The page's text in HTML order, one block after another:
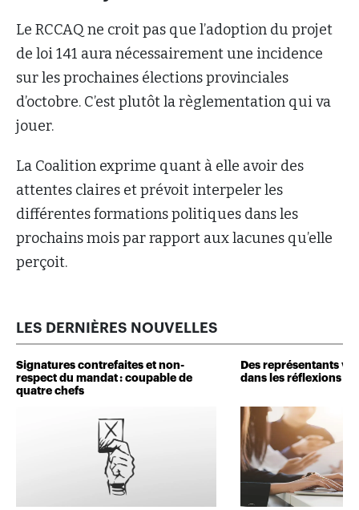
Le RCCAQ ne croit pas que l’adoption du projet
de loi 141 aura nécessairement une incidence
sur les prochaines élections provinciales
d’octobre. C’est plutôt la règlementation qui va
jouer.
La Coalition exprime quant à elle avoir des
attentes claires et prévoit interpeler les
différentes formations politiques dans les
prochains mois par rapport aux lacunes qu’elle
perçoit.
LES DERNIÈRES NOUVELLES
Signatures contrefaites et non-
respect du mandat : coupable de
quatre chefs
Des représentants
dans les réflexions de